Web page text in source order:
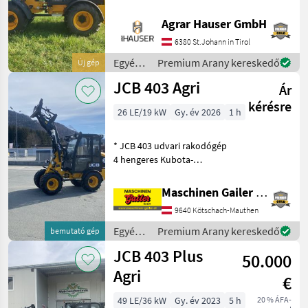
Új gép
Getriebe ist mit zwei
Geschwindigkeitsbereichen
ideal für unterschiedliche
Anwendungen u
Agrar Hauser GmbH
6380 St.Johann in Tirol
Egyéb
mezőgazdasági
erőgépek
Premium Arany kereskedő
bemutató gép
JCB 403 Agri
Ár
kérésre
26 LE/19 kW Gy. év 2026 1 h
* JCB 403 udvari rakodógép
4 hengeres Kubota-
hidraulikus reteszeléssel *
Egykaros joystick * 3.
vezérlőkör * 20 km/h, 2
sebességfokozatt
Maschinen Gailer GmbH
9640 Kötschach-Mauthen
Egyéb
mezőgazdasági
erőgépek
/ JCB
Premium Arany kereskedő
JCB 403 Plus
Agri
50.000
€
20 % ÁFA-
49 LE/36 kW Gy. év 2023 5 h